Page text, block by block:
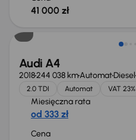
41 000 zł
Audi A4
2018244 038 kmAutomatDiesel
2.0 TDI Automat VAT 23%
Miesięczna rata
od 333 zł
Cena